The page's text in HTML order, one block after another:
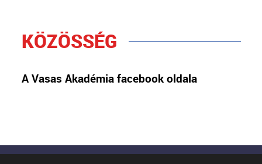
KÖZÖSSÉG
A Vasas Akadémia facebook oldala